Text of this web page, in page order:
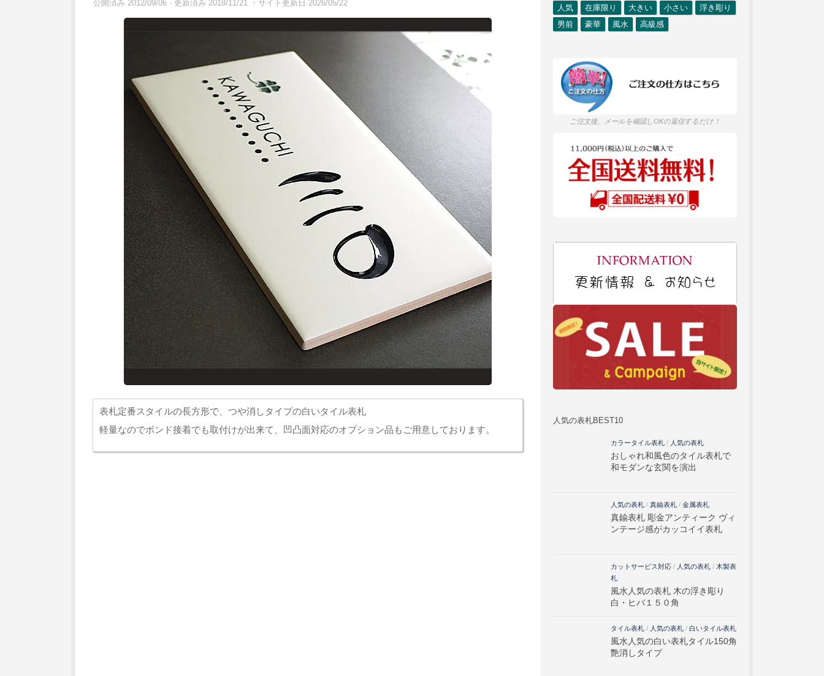
公開済み 2012/09/06 · 更新済み 2018/11/21 ・サイト更新日 2026/05/22
表札定番スタイルの長方形で、つや消しタイプの白いタイル表札
軽量なのでボンド接着でも取付けが出来て、凹凸面対応のオプション品もご用意しております。
人気
在庫限り 大きい 小さい
浮き彫り
男前
豪華 風水 高級感
ご注文後、メールを確認しOKの返信するだけ！
人気の表札BEST10
カラータイル表札 / 人気の表札
おしゃれ和風色のタイル表札で
和モダンな玄関を演出
人気の表札 / 真鍮表札 / 金属表札
真鍮表札 彫金アンティーク ヴィ
ンテージ感がカッコイイ表札
カットサービス対応 / 人気の表札 / 木製表
札
風水人気の表札 木の浮き彫り
白・ヒバ１５０角
タイル表札 / 人気の表札 / 白いタイル表札
風水人気の白い表札タイル150角
艶消しタイプ